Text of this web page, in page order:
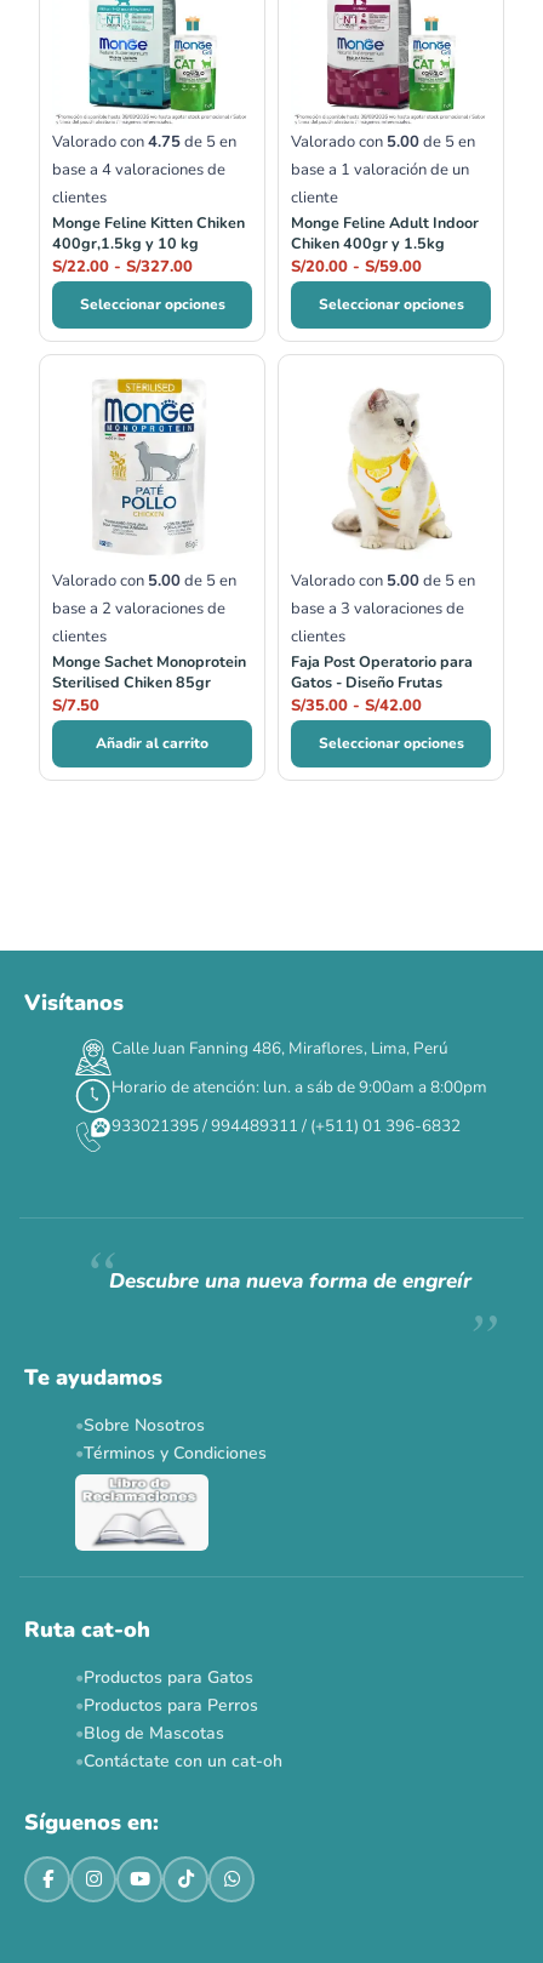
Valorado con4.75de 5 en
base a 4valoraciones de
clientes
Monge Feline Kitten Chiken
400gr,1.5kg y 10 kg
S/22.00 - S/327.00
desde
S/22.00
hasta
S/327.00
Seleccionar opciones
Valorado con 5.00de 5 en
base a 1 valoración de un
cliente
Monge Feline Adult Indoor
Chiken 400gr y 1.5kg
S/20.00 - S/59.00
desde
S/20.00
hasta
S/59.00
Seleccionar opciones
Valorado con 5.00de 5 en
base a 2 valoraciones de
clientes
Monge Sachet Monoprotein
Sterilised Chiken 85gr
S/7.50
Añadir al carrito
Valorado con 5.00de 5 en
base a 3 valoraciones de
clientes
Faja Post Operatorio para
Gatos - Diseño Frutas
S/35.00 - S/42.00
S/35.00
hasta
S/42.00
Seleccionar opciones
DÍAS HORAS MIN SEG
✕
Siempre fuimosraros.
Ver todas las promos 🐾
Visítanos
Calle Juan Fanning 486, Miraflores, Lima, Perú
Horario de atención: lun. a sáb de 9:00am a 8:00pm
933021395 / 994489311 / (+511) 01 396-6832
Descubre una nueva forma de engreír
Te ayudamos
Sobre Nosotros
Términos y Condiciones
Ruta cat-oh
Productos para Gatos
Productos para Perros
Blog de Mascotas
Contáctate con un cat-oh
Síguenos en: